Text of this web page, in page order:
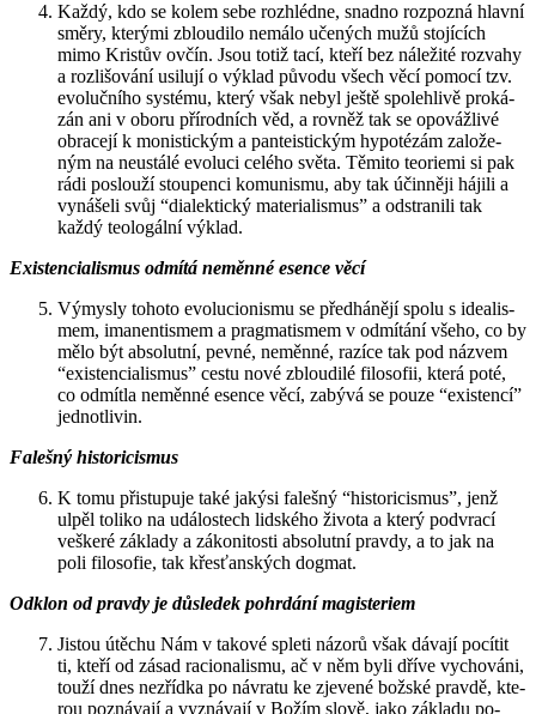
Každý, kdo se kolem sebe roz­hléd­ne, snad­no roz­po­zná hlav­ní
směry, kte­rý­mi zblou­di­lo ne­má­lo uče­ných mužů sto­jí­cích
mimo Kris­tův ovčín. Jsou totiž tací, kteří bez ná­le­ži­té roz­va­hy
a roz­li­šo­vá­ní usi­lu­jí o vý­klad pů­vo­du všech věcí po­mo­cí tzv.
evo­luč­ní­ho sys­té­mu, který však nebyl ještě spo­leh­li­vě pro­ká­
zán ani v oboru pří­rod­ních věd, a rov­něž tak se opo­váž­li­vé
ob­ra­ce­jí k mo­nis­tic­kým a pan­te­is­tic­kým hy­po­té­zám za­lo­že­
ným na ne­u­stá­lé evo­lu­ci ce­lé­ho světa. Tě­mi­to te­o­ri­e­mi si pak
rádi po­slou­ží stou­pen­ci ko­mu­nis­mu, aby tak účin­ně­ji há­ji­li a
vy­ná­še­li svůj “di­a­lek­tic­ký ma­te­ri­a­lis­mus” a od­stra­ni­li tak
každý te­o­lo­gál­ní vý­klad.
Exis­ten­ci­a­lis­mus od­mí­tá ne­měn­né esen­ce věcí
Vý­mys­ly to­ho­to evo­lu­ci­o­nis­mu se před­há­ně­jí spolu s ide­a­lis­
mem, ima­nen­tis­mem a prag­ma­tis­mem v od­mí­tá­ní všeho, co by
mělo být ab­so­lut­ní, pevné, ne­měn­né, ra­zí­ce tak pod ná­zvem
“exis­ten­ci­a­lis­mus” cestu nové zblou­di­lé fi­lo­so­fii, která poté,
co od­mít­la ne­měn­né esen­ce věcí, za­bý­vá se pouze “exis­ten­cí”
jed­not­li­vin.
Fa­leš­ný his­to­ri­cis­mus
K tomu při­stu­pu­je také ja­ký­si fa­leš­ný “his­to­ri­cis­mus”, jenž
ulpěl to­li­ko na udá­los­tech lid­ské­ho ži­vo­ta a který pod­vra­cí
veš­ke­ré zá­kla­dy a zá­ko­ni­tos­ti ab­so­lut­ní prav­dy, a to jak na
poli fi­lo­so­fie, tak křes­ťan­ských dogmat.
Od­klon od prav­dy je dů­sle­dek po­hr­dá­ní magis­te­ri­em
Jis­tou útě­chu Nám v ta­ko­vé sple­ti ná­zo­rů však dá­va­jí po­cí­tit
ti, kteří od zásad ra­ci­o­na­lis­mu, ač v něm byli dříve vy­cho­vá­ni,
touží dnes ne­zříd­ka po ná­vra­tu ke zje­ve­né bož­ské prav­dě, kte­
rou po­zná­va­jí a vy­zná­va­jí v Božím slově, jako zá­kla­du po­